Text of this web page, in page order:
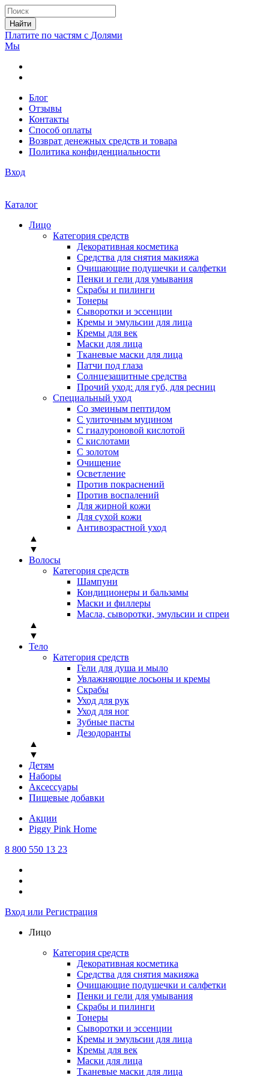
Найти
Платите по частям с Долями
Мы
Блог
Отзывы
Контакты
Способ оплаты
Возврат денежных средств и товара
Политика конфиденциальности
Вход
Каталог
Лицо
Категория средств
Декоративная косметика
Средства для снятия макияжа
Очищающие подушечки и салфетки
Пенки и гели для умывания
Скрабы и пилинги
Тонеры
Сыворотки и эссенции
Кремы и эмульсии для лица
Кремы для век
Маски для лица
Тканевые маски для лица
Патчи под глаза
Солнцезащитные средства
Прочий уход: для губ, для ресниц
Специальный уход
Со змеиным пептидом
С улиточным муцином
С гиалуроновой кислотой
С кислотами
С золотом
Очищение
Осветление
Против покраснений
Против воспалений
Для жирной кожи
Для сухой кожи
Антивозрастной уход
▲
▼
Волосы
Категория средств
Шампуни
Кондиционеры и бальзамы
Маски и филлеры
Масла, сыворотки, эмульсии и спреи
▲
▼
Тело
Категория средств
Гели для душа и мыло
Увлажняющие лосьоны и кремы
Скрабы
Уход для рук
Уход для ног
Зубные пасты
Дезодоранты
▲
▼
Детям
Наборы
Аксессуары
Пищевые добавки
Акции
Piggy Pink Home
8 800 550 13 23
Вход или Регистрация
Лицо
Категория средств
Декоративная косметика
Средства для снятия макияжа
Очищающие подушечки и салфетки
Пенки и гели для умывания
Скрабы и пилинги
Тонеры
Сыворотки и эссенции
Кремы и эмульсии для лица
Кремы для век
Маски для лица
Тканевые маски для лица